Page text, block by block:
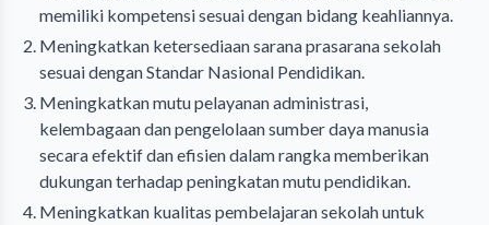
memiliki kompetensi sesuai dengan bidang keahliannya.
Meningkatkan ketersediaan sarana prasarana sekolah
sesuai dengan Standar Nasional Pendidikan.
Meningkatkan mutu pelayanan administrasi,
kelembagaan dan pengelolaan sumber daya manusia
secara efektif dan efisien dalam rangka memberikan
dukungan terhadap peningkatan mutu pendidikan.
Meningkatkan kualitas pembelajaran sekolah untuk